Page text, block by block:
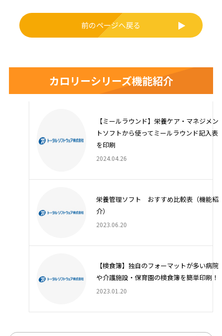
前のページへ戻る
カロリーシリーズ機能紹介
【ミールラウンド】栄養ケア・マネジメン
トソフトから使ってミールラウンド記入表
を印刷
2024.04.26
栄養管理ソフト おすすめ比較表（機能紹
介）
2023.06.20
【検食簿】独自のフォーマットが多い病院
や介護施設・保育園の検食簿を簡単印刷！
2023.01.20